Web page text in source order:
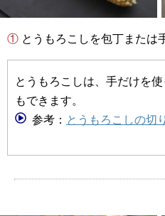
① とうもろこしを包丁または
とうもろこしは、手だけを
もできます。
参考： とうもろこしの切